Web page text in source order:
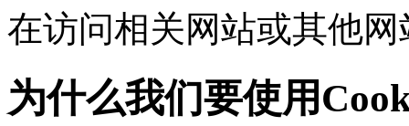
在访问相关网站或其他
为什么我们要使用